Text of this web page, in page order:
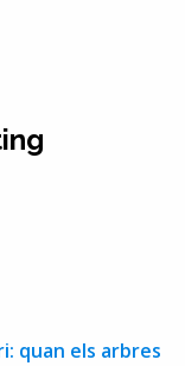
quan els arbres